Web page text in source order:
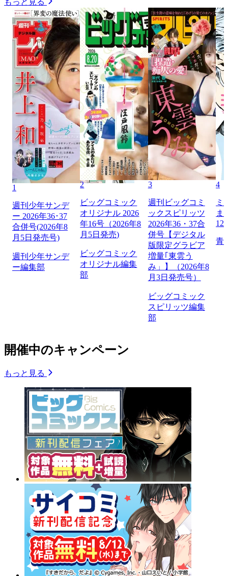
もっと見る
1
週刊少年サンデ
ー 2026年36･37
合併号(2026年8
月5日発売号)
週刊少年サンデ
ー編集部
2
ビッグコミック
オリジナル 2026
年16号（2026年8
月5日発売)
ビッグコミック
オリジナル編集
部
3
週刊ビッグコミ
ックスピリッツ
2026年36・37合
併号【デジタル
版限定グラビア
増量｢東雲う
み」】（2026年8
月3日発売号）
ビッグコミック
スピリッツ編集
部
4
ミ
ま
129
青
開催中のキャンペーン
もっと見る